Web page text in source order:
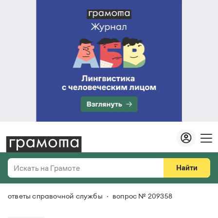
Искать на Грамоте
Справочная служба
Найти
Везде
ответы справочной службы вопрос № 209358